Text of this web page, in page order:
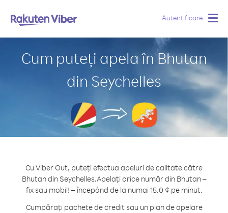
Autentificare
Cum puteți apela în Bhutan
din Seychelles
Cu Viber Out, puteți efectua apeluri de calitate către
Bhutan din Seychelles.Apelați orice număr din Bhutan –
fix sau mobil! – începând de la numai 15.0 ¢ pe minut.
Cumpărați pachete de credit sau un plan de apelare